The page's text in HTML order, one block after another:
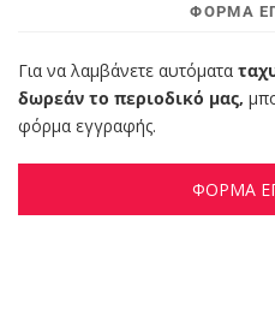
ΦΌΡΜΑ
Για να λαμβάνετε αυτόματα
δωρεάν το περιοδικό μας,
φόρμα εγγραφής.
ΦΟΡΜΑ